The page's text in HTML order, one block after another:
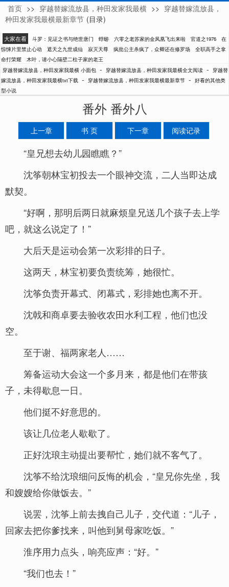
小面包
首页 >> 穿越替嫁流放县，种田发家我最横 >> 穿越替嫁流放县，
种田发家我最横最新章节 (目录)
大家在看 斗罗：见证之书与绝世唐门 蜉蝣 六零之老苏家的金凤凰飞出来啦 官道之1976
在
惊悚片里禁止心动
遮天之九世成仙 寂灭天尊 疯批公主杀疯了，众卿还在修罗场
全职高手之拿
命打荣耀
木叶，请小心隔壁二柱子家的老王
穿越替嫁流放县，种田发家我最横 小面包 - 穿越替嫁流放县，种田发家我最横全文阅读 -
穿越替
嫁流放县，种田发家我最横txt下载 - 穿越替嫁流放县，种田发家我最横最新章节 - 好看的其他类
型小说
番外 番外八
上一章 书 页 下一章 阅读记录
“皇兄想去幼儿园瞧瞧？”
沈筝朝林宝初投去一个眼神交流，二人当即达成
默契。
“好啊，那明后两日就麻烦皇兄送几个孩子去上学
吧，就这么说定了！”
大后天是运动会第一次彩排的日子。
这两天，林宝初要负责统筹，她很忙。
沈筝负责开幕式、闭幕式，彩排她也离不开。
沈戟和商卓要去验收农田水利工程，他们也没
空。
至于谢、福两家老人……
筹备运动大会这一个多月来，都是他们在带孩
子，未得歇息一日。
他们挺不好意思的。
该让几位老人歇歇了。
正好沈琅主动提出要帮忙，她们就不客气了。
沈筝不给沈琅细问反悔的机会，“皇兄你先坐，我
和嫂嫂给你做饭去。”
说罢，沈筝上前去拽自己儿子，交代道：“儿子，
回家去把你爹找来，叫他到舅母家吃饭。”
淮序用力点头，响亮应声：“好。”
“我们也去！”